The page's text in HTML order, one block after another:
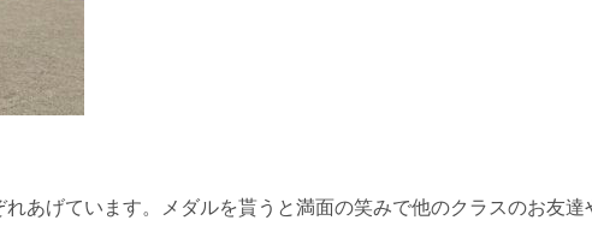
あげています。メダルを貰うと満面の笑みで他のクラスのお友